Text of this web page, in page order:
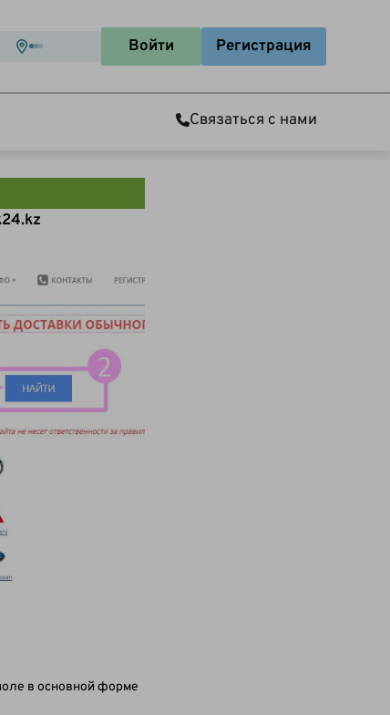
Войти Регистрация
Связаться с нами
в основной форме